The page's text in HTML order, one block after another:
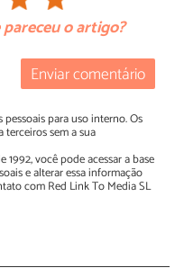
o artigo?
Enviar comentário
para uso interno. Os
terceiros sem a sua
você pode acessar a base
e alterar essa informação
com Red Link To Media SL